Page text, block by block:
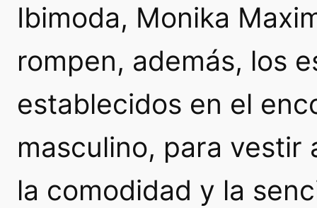
Ibimoda, Monika
rompen, además, los
establecidos en el
masculino, para vestir
la comodidad y la